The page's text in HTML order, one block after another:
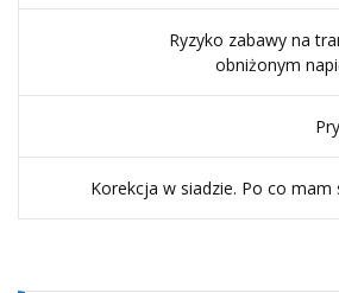
Ryzyko zabawy na
obniżonym
Korekcja w siadzie. Po co mam